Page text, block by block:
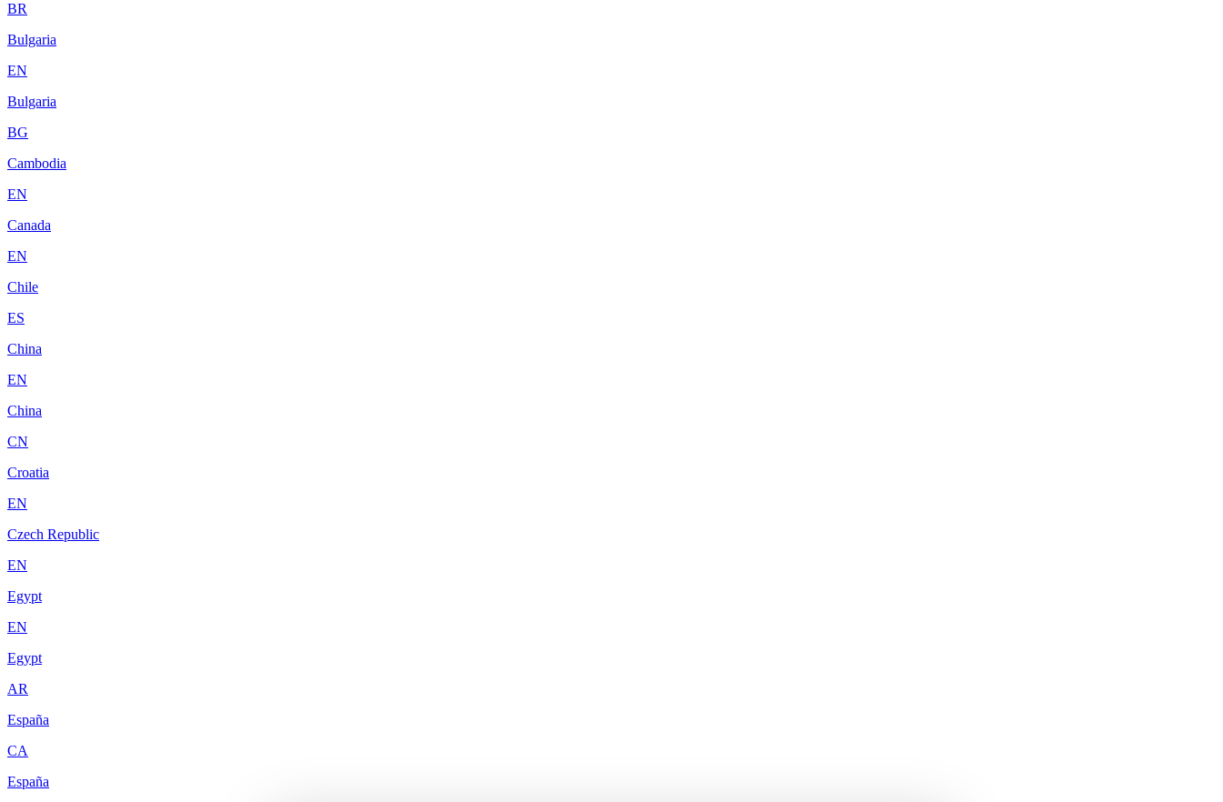
BR
Bulgaria
EN
Bulgaria
BG
Cambodia
EN
Canada
EN
Chile
ES
China
EN
China
CN
Croatia
EN
Czech Republic
EN
Egypt
EN
Egypt
AR
España
CA
España